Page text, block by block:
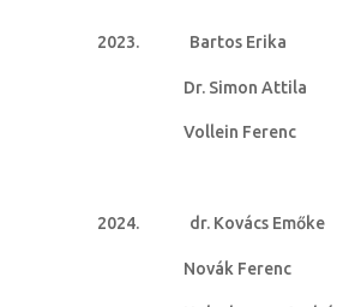
Bartos Erika
Dr. Simon Attila
Vollein Ferenc
dr. Kovács Emőke
Novák Ferenc